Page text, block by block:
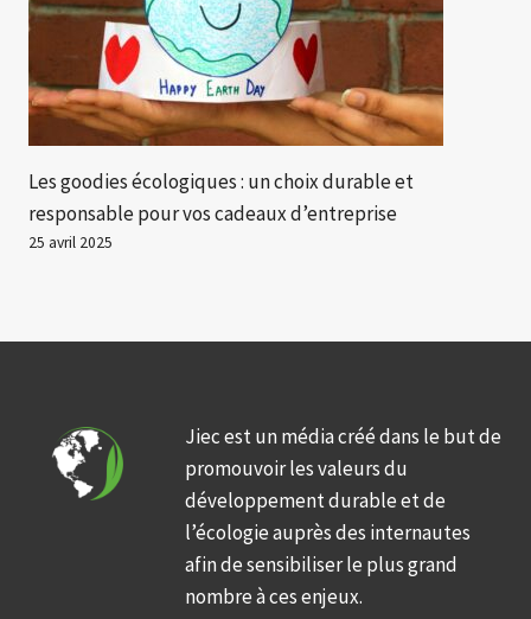
Les goodies écologiques : un choix durable et
responsable pour vos cadeaux d’entreprise
25 avril 2025
Jiec est un média créé dans le but de
promouvoir les valeurs du
développement durable et de
l’écologie auprès des internautes
afin de sensibiliser le plus grand
nombre à ces enjeux.